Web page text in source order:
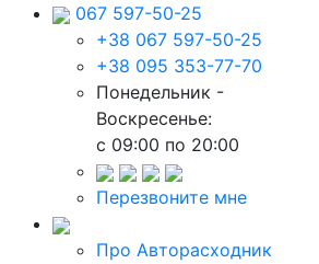
067 597-50-25
+38 067 597-50-25
+38 095 353-77-70
Понедельник -
Воскресенье:
c 09:00 по 20:00
Перезвоните мне
Про Авторасходник